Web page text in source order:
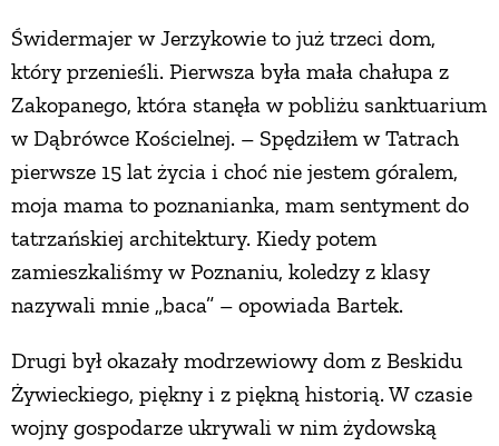
Świdermajer w Jerzykowie to już trzeci dom,
który przenieśli. Pierwsza była mała chałupa z
Zakopanego, która stanęła w pobliżu sanktuarium
w Dąbrówce Kościelnej. – Spędziłem w Tatrach
pierwsze 15 lat życia i choć nie jestem góralem,
moja mama to poznanianka, mam sentyment do
tatrzańskiej architektury. Kiedy potem
zamieszkaliśmy w Poznaniu, koledzy z klasy
nazywali mnie „baca” – opowiada Bartek.
Drugi był okazały modrzewiowy dom z Beskidu
Żywieckiego, piękny i z piękną historią. W czasie
wojny gospodarze ukrywali w nim żydowską